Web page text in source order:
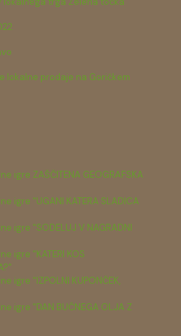
lokalne prodaje na Goričkem
igre ZAŠČITENA GEOGRAFSKA
igre "UGANI KATERA SLADICA
igre "SODELUJ V NAGRADNI
igre "KATERI KOS
igre "IZPOLNI KUPONČEK,
igre "DAN BUČNEGA OLJA Z